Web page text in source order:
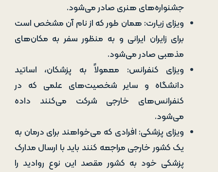
جشنواره‌های هنری صادر می‌شود.
ویزای زیارت: همان طور که از نام آن مشخص است
برای زایران ایرانی و به منظور سفر به مکان‌های
مذهبی صادر می‌شود.
ویزای کنفرانس: معمولاً به پزشکان، اساتید
دانشگاه و سایر شخصیت‌های علمی که در
کنفرانس‌های خارجی شرکت می‌کنند داده
می‌شود.
ویزای پزشکی: افرادی که می‌خواهند برای درمان به
یک کشور خارجی مراجعه کنند باید با ارسال مدارک
پزشکی خود به کشور مقصد این نوع روادید را